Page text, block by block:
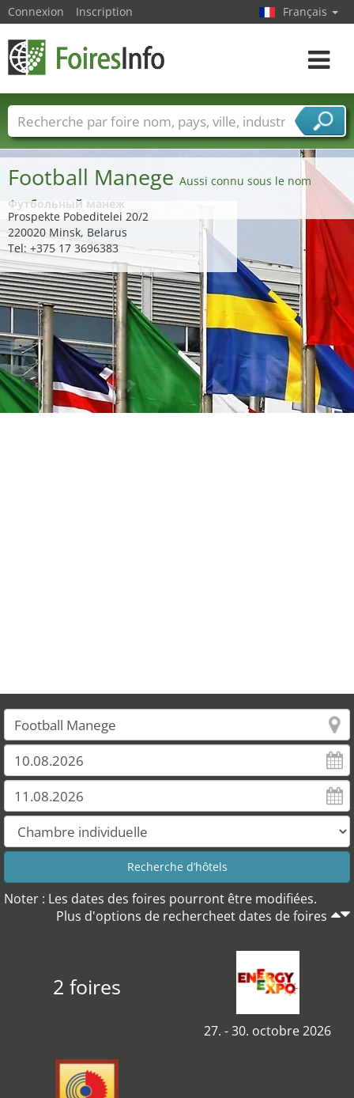
Football Manege Aussi connu sous le nom
Футбольный манеж
Prospekte Pobeditelei 20/2
220020 Minsk, Belarus
Tel: +375 17 3696383
Noter : Les dates des foires pourront être modifiées.
Plus d'options de rechercheet dates de foires
2 foires
27. - 30. octobre 2026
Connexion Inscription Français
Toggle
Foire noms Pays Villes
Secteurs de foire
Secteurs du fournisseur de services